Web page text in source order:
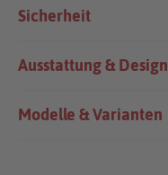
Sicherheit
Ausstattung & Design
Modelle & Varianten